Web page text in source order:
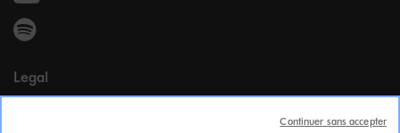
Legal
Mentions légales
Continuer sans accepter